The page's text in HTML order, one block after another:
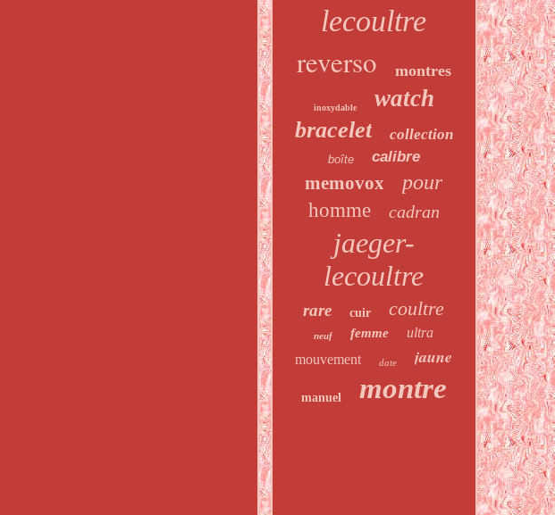
lecoultre
reverso montres
inoxydable watch
bracelet collection
boîte calibre
memovox pour
homme cadran
jaeger-
lecoultre
rare cuir coultre
neuf femme
ultra
mouvement
date jaune
manuel montre